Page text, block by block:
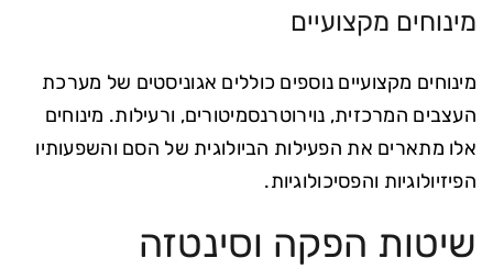
מינוחים מקצועיים
מינוחים מקצועיים נוספים כוללים אגוניסטים של מערכת
העצבים המרכזית, נוירוטרנסמיטורים, ורעילות. מינוחים
אלו מתארים את הפעילות הביולוגית של הסם והשפעותיו
הפיזיולוגיות והפסיכולוגיות.
שיטות הפקה וסינטזה